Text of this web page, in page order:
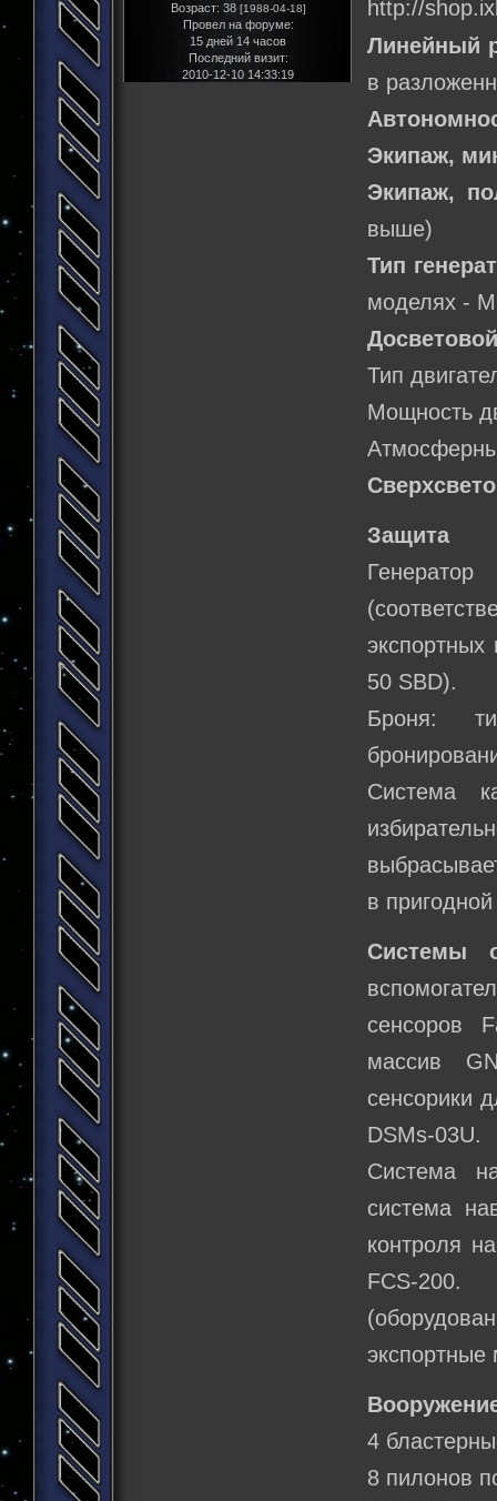
Возраст: 38[1988-04-18]
Провел на форуме:
15 дней 14 часов
Последний визит:
2010-12-10 14:33:19
Линейный
в
Экипаж,
Экипаж,
выше)
Тип
моделях -
Тип
Мощность
Защита
50 SBD).
Броня:
Система
в
Системы
сенсоров
массив
сенсорики
DSMs-03U.
Система
система
контроля
FCS-200.
экспортные
4
8 пилонов